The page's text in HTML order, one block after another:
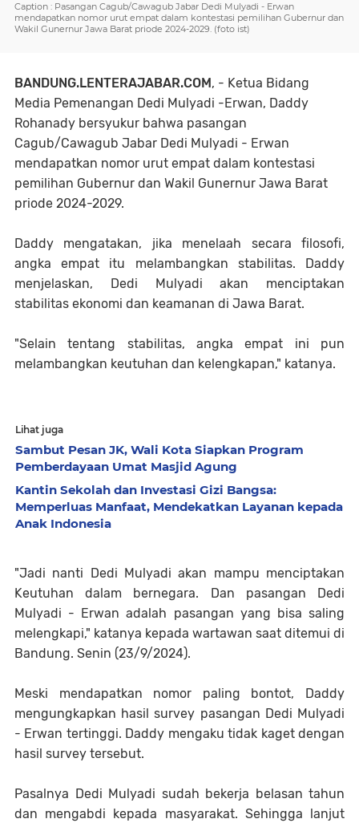
Caption : Pasangan Cagub/Cawagub Jabar Dedi Mulyadi - Erwan
mendapatkan nomor urut empat dalam kontestasi pemilihan Gubernur dan
Wakil Gunernur Jawa Barat priode 2024-2029. (foto ist)
BANDUNG.LENTERAJABAR.COM, - Ketua Bidang
Media Pemenangan Dedi Mulyadi -Erwan, Daddy
Rohanady bersyukur bahwa pasangan
Cagub/Cawagub Jabar Dedi Mulyadi - Erwan
mendapatkan nomor urut empat dalam kontestasi
pemilihan Gubernur dan Wakil Gunernur Jawa Barat
priode 2024-2029.
Daddy mengatakan, jika menelaah secara filosofi,
angka empat itu melambangkan stabilitas. Daddy
menjelaskan, Dedi Mulyadi akan menciptakan
stabilitas ekonomi dan keamanan di Jawa Barat.
"Selain tentang stabilitas, angka empat ini pun
melambangkan keutuhan dan kelengkapan," katanya.
Lihat juga
Sambut Pesan JK, Wali Kota Siapkan Program
Pemberdayaan Umat Masjid Agung
Kantin Sekolah dan Investasi Gizi Bangsa:
Memperluas Manfaat, Mendekatkan Layanan kepada
Anak Indonesia
"Jadi nanti Dedi Mulyadi akan mampu menciptakan
Keutuhan dalam bernegara. Dan pasangan Dedi
Mulyadi - Erwan adalah pasangan yang bisa saling
melengkapi," katanya kepada wartawan saat ditemui di
Bandung. Senin (23/9/2024).
Meski mendapatkan nomor paling bontot, Daddy
mengungkapkan hasil survey pasangan Dedi Mulyadi
- Erwan tertinggi. Daddy mengaku tidak kaget dengan
hasil survey tersebut.
Pasalnya Dedi Mulyadi sudah bekerja belasan tahun
dan mengabdi kepada masyarakat. Sehingga lanjut